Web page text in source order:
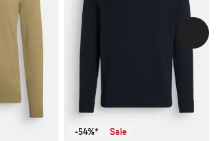
-54%* Sale